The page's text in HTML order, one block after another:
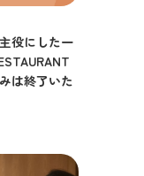
役にした一
は終了いた